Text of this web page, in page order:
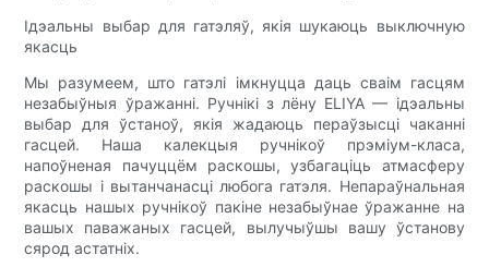
Ідэальны выбар для гатэляў, якія шукаюць выключную
якасць
Мы разумеем, што гатэлі імкнуцца даць сваім гасцям
незабыўныя ўражанні. Ручнікі з лёну ELIYA — ідэальны
выбар для ўстаноў, якія жадаюць пераўзысці чаканні
гасцей. Наша калекцыя ручнікоў прэміум-класа,
напоўненая пачуццём раскошы, узбагаціць атмасферу
раскошы і вытанчанасці любога гатэля. Непараўнальная
якасць нашых ручнікоў пакіне незабыўнае ўражанне на
вашых паважаных гасцей, вылучыўшы вашу ўстанову
сярод астатніх.